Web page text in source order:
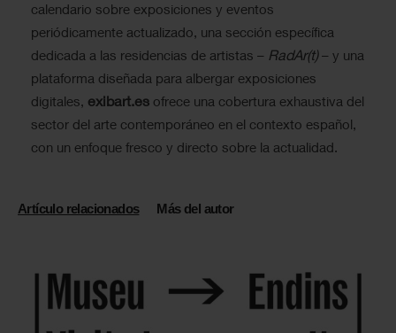
calendario sobre exposiciones y eventos
periódicamente actualizado, una sección específica
dedicada a las residencias de artistas – RadAr(t)– y una
plataforma diseñada para albergar exposiciones
digitales, exibart.es ofrece una cobertura exhaustiva del
sector del arte contemporáneo en el contexto español,
con un enfoque fresco y directo sobre la actualidad.
Artículo relacionados Más del autor